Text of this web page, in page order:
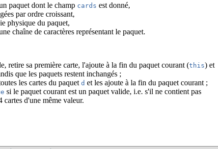
paquet dont le champ cards est donné,
par ordre croissant,
physique du paquet,
chaîne de caractères représentant le paquet.
retire sa première carte, l'ajoute à la fin du paquet courant (this) et
que les paquets restent inchangés ;
les cartes du paquetd et les ajoute à la fin du paquet courant ;
si le paquet courant est un paquet valide, i.e. s'il ne contient pas
cartes d'une même valeur.